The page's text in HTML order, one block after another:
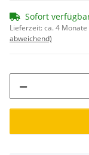
Sofort
Lieferzeit:ca. 4 Monate
abweichend)